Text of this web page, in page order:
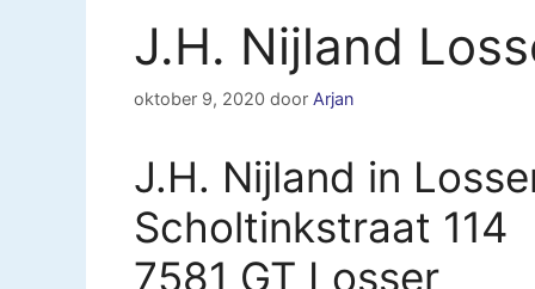
J.H. Nijland
oktober 9, 2020 door Arjan
J.H. Nijland in
Scholtinkstraat 114
7581 GT Losser